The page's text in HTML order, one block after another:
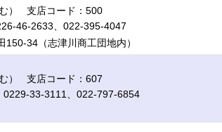
） 支店コード：500
46-2633、022-395-4047
34（志津川商工団地内）
） 支店コード：607
33-3111、022-797-6854